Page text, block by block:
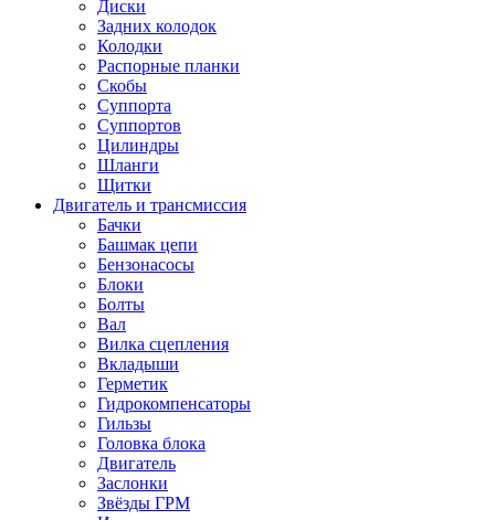
Диски
Задних колодок
Колодки
Распорные планки
Скобы
Суппорта
Суппортов
Цилиндры
Шланги
Щитки
Двигатель и трансмиссия
Бачки
Башмак цепи
Бензонасосы
Блоки
Болты
Вал
Вилка сцепления
Вкладыши
Герметик
Гидрокомпенсаторы
Гильзы
Головка блока
Двигатель
Заслонки
Звёзды ГРМ